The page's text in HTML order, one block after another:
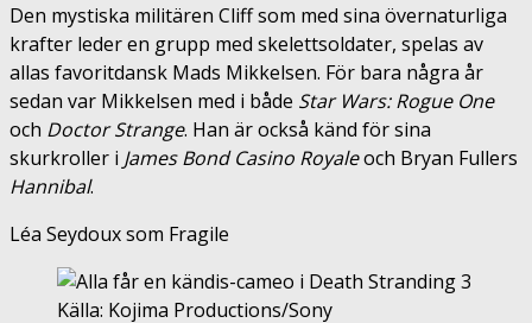
Den mystiska militären Cliff som med sina övernaturliga
krafter leder en grupp med skelettsoldater, spelas av
allas favoritdansk Mads Mikkelsen. För bara några år
sedan var Mikkelsen med i både Star Wars: Rogue One
och Doctor Strange. Han är också känd för sina
skurkroller i James Bond Casino Royaleoch Bryan Fullers
Hannibal.
Léa Seydoux som Fragile
Källa: Kojima Productions/Sony